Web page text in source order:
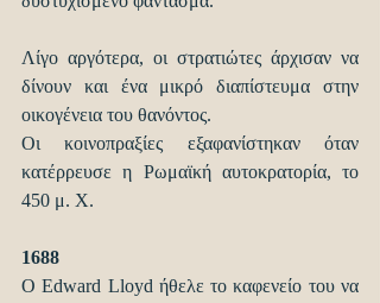
Λίγο αργότερα, οι στρατιώτες άρχισαν να
δίνουν και ένα μικρό διαπίστευμα στην
οικογένεια του θανόντος.
Οι κοινοπραξίες εξαφανίστηκαν όταν
κατέρρευσε η Ρωμαϊκή αυτοκρατορία, το
450 μ. Χ.
1688
O Εdward Lloyd ήθελε το καφενείο του να